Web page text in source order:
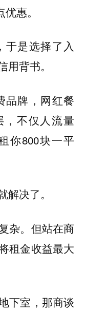
惠。
于是选择了入
背书。
品牌，网红餐
，不仅人流量
你800块一平
决了。
杂。但站在商
租金收益最大
下室，那商谈